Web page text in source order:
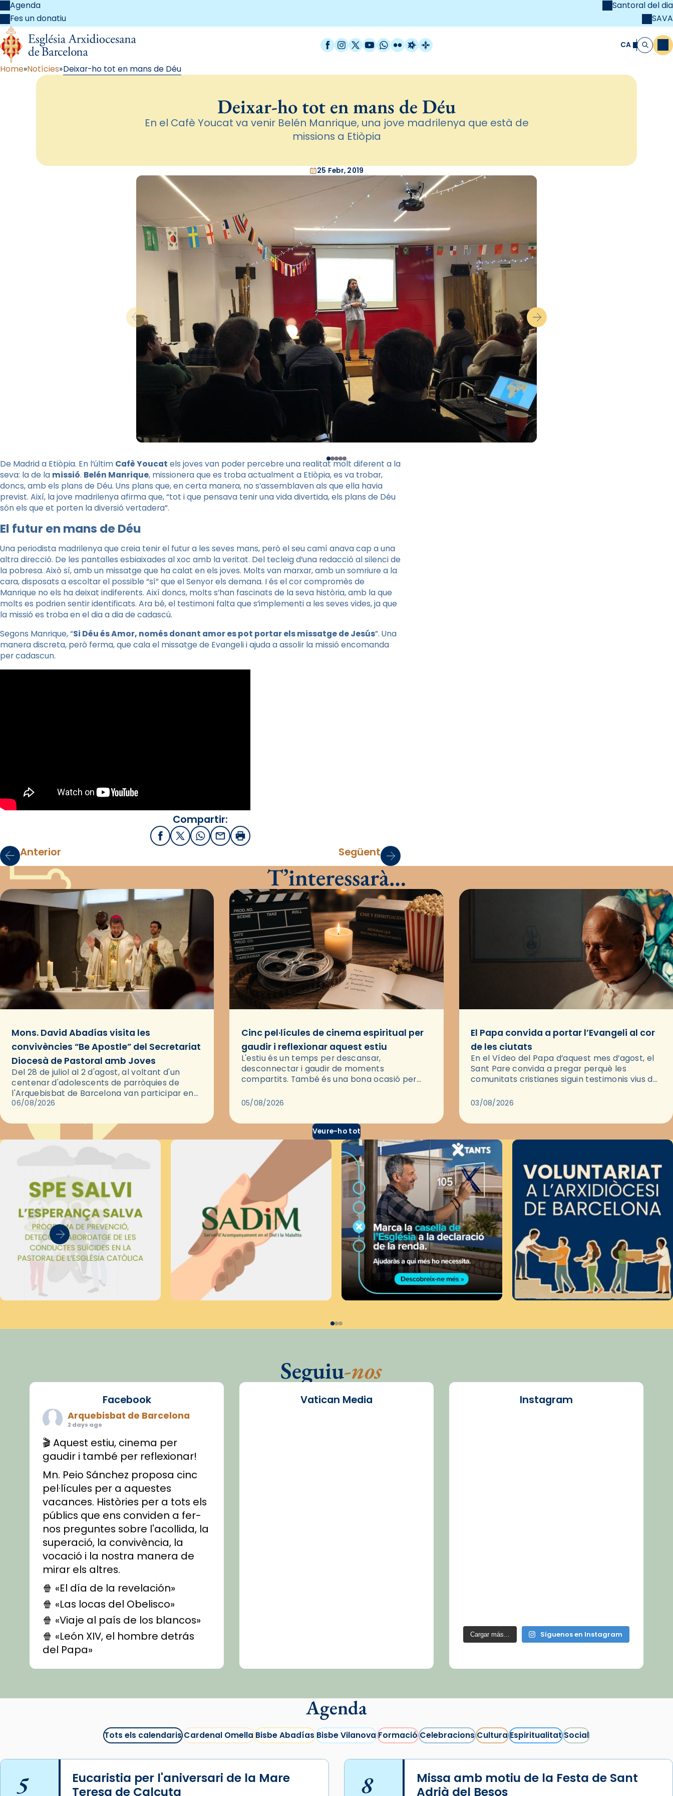
Agenda
Fes un donatiu
Santoral del dia
SAVA
Facebook
Instagram
X / Twitter
YouTube
WhatsApp
FlickrRadio Estel
Catalunya Cristiana CA Cerca
Home Notícies Deixar-ho tot en mans de Déu
Deixar-ho tot en mans de Déu
En el Cafè Youcat va venir Belén Manrique, una jove madrilenya que està de
missions a Etiòpia
25 Febr, 2019
De Madrid a Etiòpia. En l’últim Cafè Youcat els joves van poder percebre una realitat molt diferent a la
seva: la de la missió. Belén Manrique, missionera que es troba actualment a Etiòpia, es va trobar,
doncs, amb els plans de Déu. Uns plans que, en certa manera, no s’assemblaven als que ella havia
previst. Així, la jove madrilenya afirma que, “tot i que pensava tenir una vida divertida, els plans de Déu
són els que et porten la diversió vertadera”.
El futur en mans de Déu
Una periodista madrilenya que creia tenir el futur a les seves mans, però el seu camí anava cap a una
altra direcció. De les pantalles esbiaixades al xoc amb la veritat. Del tecleig d’una redacció al silenci de
la pobresa. Això sí, amb un missatge que ha calat en els joves. Molts van marxar, amb un somriure a la
cara, disposats a escoltar el possible “sí” que el Senyor els demana. I és el cor compromès de
Manrique no els ha deixat indiferents. Així doncs, molts s’han fascinats de la seva història, amb la que
molts es podrien sentir identificats. Ara bé, el testimoni falta que s’implementi a les seves vides, ja que
la missió es troba en el dia a dia de cadascú.
Segons Manrique, “Si Déu és Amor, només donant amor es pot portar els missatge de Jesús”. Una
manera discreta, però ferma, que cala el missatge de Evangeli i ajuda a assolir la missió encomanda
per cadascun.
Compartir:
FacebookX / Twitter
WhatsApp
EmailImprimir
Anterior Següent
T’interessarà…
Mons. David Abadías visita les
convivències “Be Apostle” del Secretariat
Diocesà de Pastoral amb Joves
Del 28 de juliol al 2 d'agost, al voltant d'un
centenar d'adolescents de parròquies de
l'Arquebisbat de Barcelona van participar en
les convivències Be Apostle, organitzades pel
06/08/2026
Cinc pel·lícules de cinema espiritual per
gaudir i reflexionar aquest estiu
L'estiu és un temps per descansar,
desconnectar i gaudir de moments
compartits. També és una bona ocasió per
través del cinema, reflexionar sobre les…
05/08/2026
El Papa convida a portar l’Evangeli al cor
de les ciutats
En el Vídeo del Papa d’aquest mes d’agost, el
Sant Pare convida a pregar perquè les
comunitats cristianes siguin testimonis vius de
pregària, el…
03/08/2026
Veure-ho tot
Seguiu-nos
Facebook
Arquebisbat de Barcelona
2 days ago
🎬 Aquest estiu, cinema per
gaudir i també per reflexionar!
Mn. Peio Sánchez proposa cinc
pel·lícules per a aquestes
vacances. Històries per a tots els
públics que ens conviden a fer-
nos preguntes sobre l'acollida, la
superació, la convivència, la
vocació i la nostra manera de
mirar els altres.
🍿 «El día de la revelación»
🍿 «Las locas del Obelisco»
🍿 «Viaje al país de los blancos»
🍿 «León XIV, el hombre detrás
del Papa»
🍿 «Las ovejas detectives»
recomanacions i prepara una
#CinemaEspiritualitual
@cinemaspiritcat
Imatge: Generada amb IA
(OpenAI)
Video
Vatican Media Instagram
Cargar más... Síguenos en Instagram
Agenda
Tots els calendarisCardenal OmellaBisbe AbadíasBisbe VilanovaFormacióCelebracionsCulturaEspiritualitatSocial
5
Eucaristia per l'aniversari de la Mare
Teresa de Calcuta
8
Missa amb motiu de la Festa de Sant
Adrià del Besos